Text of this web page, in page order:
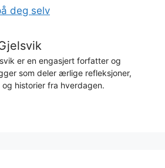
deg selv
er en engasjert forfatter og
som deler ærlige refleksjoner,
og historier fra hverdagen.